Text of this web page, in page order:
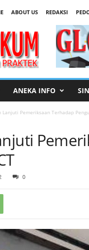
ABOUT US REDAKSI
ANEKA INFO
Lanjuti Pemeriksaan Terhadap
0